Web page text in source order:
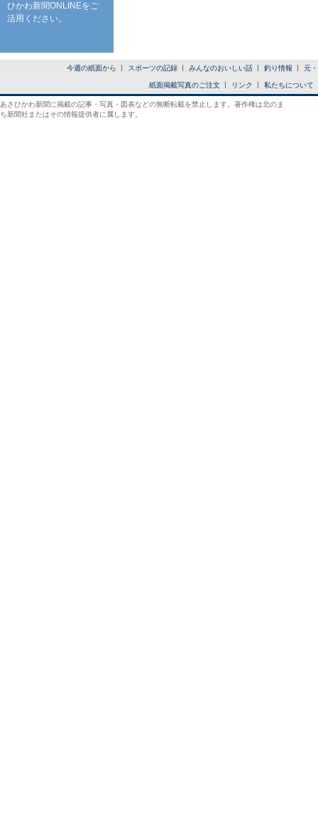
ひかわ新聞ONLINEをご
活用ください。
今週の紙面から スポーツの記録 みんなのおいしい話 釣り情報 元
紙面掲載写真のご注文 リンク 私たちについて
あさひかわ新聞に掲載の記事・写真・図表などの無断転載を禁止します。著作権は北のま
ち新聞社またはその情報提供者に属します。